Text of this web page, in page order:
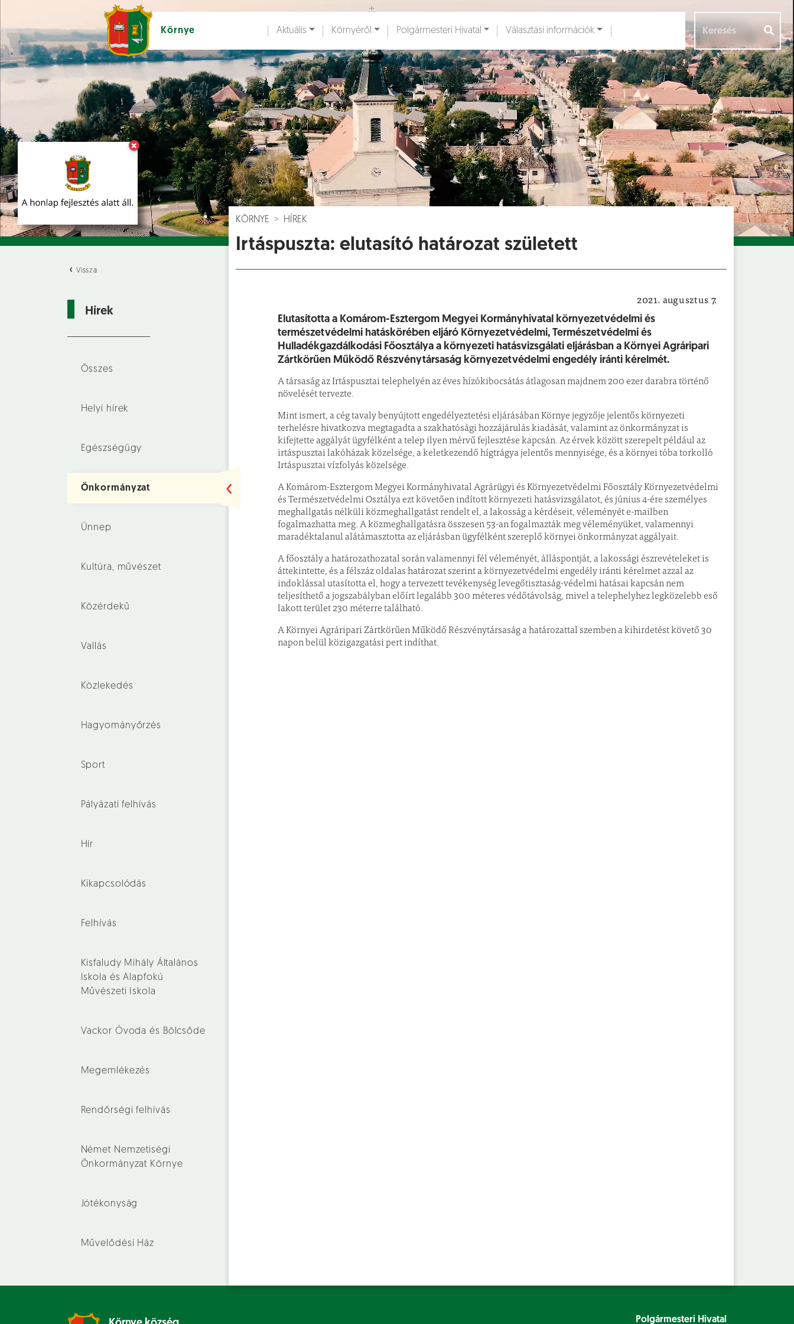
×
Környe
Ugrás a fő tartalomhoz
Aktuális Környéről Polgármesteri Hivatal Választási információk
Vissza
Hírek
Összes
Helyi hírek
Egészségügy
Önkormányzat
Ünnep
Kultúra, művészet
Közérdekű
Vallás
Közlekedés
Hagyományőrzés
Sport
Pályázati felhívás
Hír
Kikapcsolódás
Felhívás
Kisfaludy Mihály Általános
Iskola és Alapfokú
Művészeti Iskola
Vackor Óvoda és Bölcsőde
Megemlékezés
Rendőrségi felhívás
Német Nemzetiségi
Önkormányzat Környe
Jótékonyság
Művelődési Ház
KÖRNYE HÍREK
Irtáspuszta: elutasító határozat született
Önkormányzat
2021. augusztus 7.
Elutasította a Komárom-Esztergom Megyei Kormányhivatal környezetvédelmi és
természetvédelmi hatáskörében eljáró Környezetvédelmi, Természetvédelmi és
Hulladékgazdálkodási Főosztálya a környezeti hatásvizsgálati eljárásban a Környei Agráripari
Zártkörűen Működő Részvénytársaság környezetvédelmi engedély iránti kérelmét.
A társaság az Irtáspusztai telephelyén az éves hízókibocsátás átlagosan majdnem 200 ezer darabra történő
növelését tervezte.
Mint ismert, a cég tavaly benyújtott engedélyeztetési eljárásában Környe jegyzője jelentős környezeti
terhelésre hivatkozva megtagadta a szakhatósági hozzájárulás kiadását, valamint az önkormányzat is
kifejtette aggályát ügyfélként a telep ilyen mérvű fejlesztése kapcsán. Az érvek között szerepelt például az
irtáspusztai lakóházak közelsége, a keletkezendő hígtrágya jelentős mennyisége, és a környei tóba torkolló
Irtáspusztai vízfolyás közelsége.
A Komárom-Esztergom Megyei Kormányhivatal Agrárügyi és Környezetvédelmi Főosztály Környezetvédelmi
és Természetvédelmi Osztálya ezt követően indított környezeti hatásvizsgálatot, és június 4-ére személyes
meghallgatás nélküli közmeghallgatást rendelt el, a lakosság a kérdéseit, véleményét e-mailben
fogalmazhatta meg. A közmeghallgatásra összesen 53-an fogalmazták meg véleményüket, valamennyi
maradéktalanul alátámasztotta az eljárásban ügyfélként szereplő környei önkormányzat aggályait.
A főosztály a határozathozatal során valamennyi fél véleményét, álláspontját, a lakossági észrevételeket is
áttekintette, és a félszáz oldalas határozat szerint a környezetvédelmi engedély iránti kérelmet azzal az
indoklással utasította el, hogy a tervezett tevékenység levegőtisztaság-védelmi hatásai kapcsán nem
teljesíthető a jogszabályban előírt legalább 300 méteres védőtávolság, mivel a telephelyhez legközelebb eső
lakott terület 230 méterre található.
A Környei Agráripari Zártkörűen Működő Részvénytársaság a határozattal szemben a kihirdetést követő 30
napon belül közigazgatási pert indíthat.
Polgármesteri Hivatal
Hírek [ Események [] Dokumentumok [] Aloldalak []